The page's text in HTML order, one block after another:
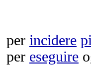
per incidere
per eseguire